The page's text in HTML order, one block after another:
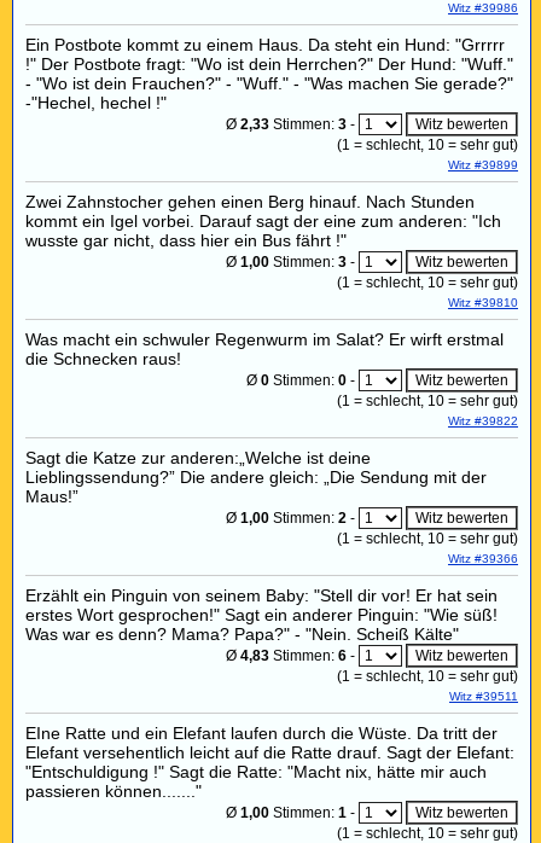
Witz #39986
Ein Postbote kommt zu einem Haus. Da steht ein Hund: "Grrrrr
!" Der Postbote fragt: "Wo ist dein Herrchen?" Der Hund: "Wuff."
- "Wo ist dein Frauchen?" - "Wuff." - "Was machen Sie gerade?"
-"Hechel, hechel !"
Ø 2,33 Stimmen: 3 -
(1 = schlecht, 10 = sehr gut)
Witz #39899
Zwei Zahnstocher gehen einen Berg hinauf. Nach Stunden
kommt ein Igel vorbei. Darauf sagt der eine zum anderen: "Ich
wusste gar nicht, dass hier ein Bus fährt !"
Ø 1,00 Stimmen: 3 -
(1 = schlecht, 10 = sehr gut)
Witz #39810
Was macht ein schwuler Regenwurm im Salat? Er wirft erstmal
die Schnecken raus!
Ø 0 Stimmen: 0 -
(1 = schlecht, 10 = sehr gut)
Witz #39822
Sagt die Katze zur anderen:„Welche ist deine
Lieblingssendung?” Die andere gleich: „Die Sendung mit der
Maus!”
Ø 1,00 Stimmen: 2 -
(1 = schlecht, 10 = sehr gut)
Witz #39366
Erzählt ein Pinguin von seinem Baby: "Stell dir vor! Er hat sein
erstes Wort gesprochen!" Sagt ein anderer Pinguin: "Wie süß!
Was war es denn? Mama? Papa?" - "Nein. Scheiß Kälte"
Ø 4,83 Stimmen: 6 -
(1 = schlecht, 10 = sehr gut)
Witz #39511
EIne Ratte und ein Elefant laufen durch die Wüste. Da tritt der
Elefant versehentlich leicht auf die Ratte drauf. Sagt der Elefant:
"Entschuldigung !" Sagt die Ratte: "Macht nix, hätte mir auch
passieren können......."
Ø 1,00 Stimmen: 1 -
(1 = schlecht, 10 = sehr gut)